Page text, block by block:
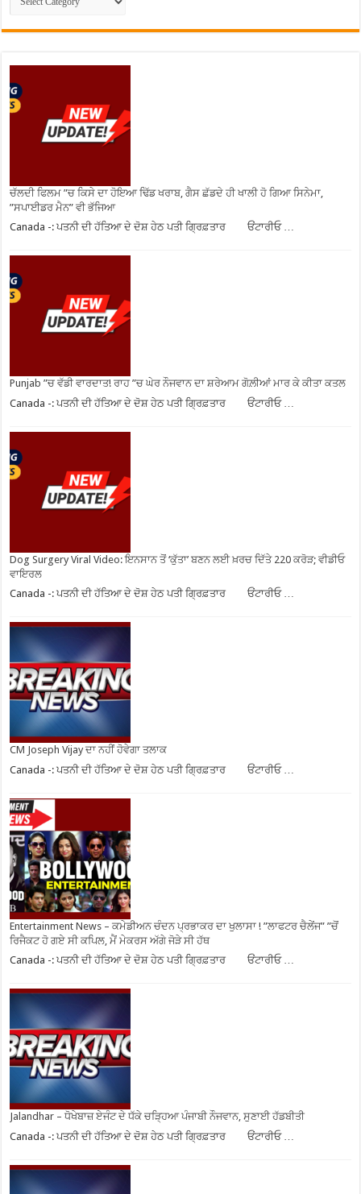
ਚੱਲਦੀ ਫਿਲਮ ”ਚ ਕਿਸੇ ਦਾ ਹੋਇਆ ਢਿੱਡ ਖਰਾਬ, ਗੈਸ ਛੱਡਦੇ ਹੀ ਖਾਲੀ ਹੋ ਗਿਆ ਸਿਨੇਮਾ,
”ਸਪਾਈਡਰ ਮੈਨ” ਵੀ ਭੱਜਿਆ
Canada -: ਪਤਨੀ ਦੀ ਹੱਤਿਆ ਦੇ ਦੋਸ਼ ਹੇਠ ਪਤੀ ਗ੍ਰਿਫ਼ਤਾਰ ਓਂਟਾਰੀਓ …
Punjab ”ਚ ਵੱਡੀ ਵਾਰਦਾਤ! ਰਾਹ ”ਚ ਘੇਰ ਨੌਜਵਾਨ ਦਾ ਸ਼ਰੇਆਮ ਗੋਲ਼ੀਆਂ ਮਾਰ ਕੇ ਕੀਤਾ ਕਤਲ
Canada -: ਪਤਨੀ ਦੀ ਹੱਤਿਆ ਦੇ ਦੋਸ਼ ਹੇਠ ਪਤੀ ਗ੍ਰਿਫ਼ਤਾਰ ਓਂਟਾਰੀਓ …
Dog Surgery Viral Video: ਇਨਸਾਨ ਤੋਂ ‘ਕੁੱਤਾ’ ਬਣਨ ਲਈ ਖ਼ਰਚ ਦਿੱਤੇ 220 ਕਰੋੜ; ਵੀਡੀਓ
ਵਾਇਰਲ
Canada -: ਪਤਨੀ ਦੀ ਹੱਤਿਆ ਦੇ ਦੋਸ਼ ਹੇਠ ਪਤੀ ਗ੍ਰਿਫ਼ਤਾਰ ਓਂਟਾਰੀਓ …
CM Joseph Vijay ਦਾ ਨਹੀਂ ਹੋਵੇਗਾ ਤਲਾਕ
Canada -: ਪਤਨੀ ਦੀ ਹੱਤਿਆ ਦੇ ਦੋਸ਼ ਹੇਠ ਪਤੀ ਗ੍ਰਿਫ਼ਤਾਰ ਓਂਟਾਰੀਓ …
Entertainment News – ਕਮੇਡੀਅਨ ਚੰਦਨ ਪ੍ਰਭਾਕਰ ਦਾ ਖੁਲਾਸਾ ! ”ਲਾਫਟਰ ਚੈਲੇਂਜ” ”ਚੋਂ
ਰਿਜੈਕਟ ਹੋ ਗਏ ਸੀ ਕਪਿਲ, ਮੈਂ ਮੇਕਰਸ ਅੱਗੇ ਜੋੜੇ ਸੀ ਹੱਥ
Canada -: ਪਤਨੀ ਦੀ ਹੱਤਿਆ ਦੇ ਦੋਸ਼ ਹੇਠ ਪਤੀ ਗ੍ਰਿਫ਼ਤਾਰ ਓਂਟਾਰੀਓ …
Jalandhar – ਧੋਖੇਬਾਜ਼ ਏਜੰਟ ਦੇ ਧੱਕੇ ਚੜ੍ਹਿਆ ਪੰਜਾਬੀ ਨੌਜਵਾਨ, ਸੁਣਾਈ ਹੱਡਬੀਤੀ
Canada -: ਪਤਨੀ ਦੀ ਹੱਤਿਆ ਦੇ ਦੋਸ਼ ਹੇਠ ਪਤੀ ਗ੍ਰਿਫ਼ਤਾਰ ਓਂਟਾਰੀਓ …